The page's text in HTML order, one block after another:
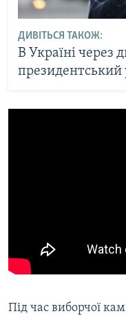
ДИВІТЬСЯ ТАКОЖ:
В Україні через
президентський
Під час виборчої